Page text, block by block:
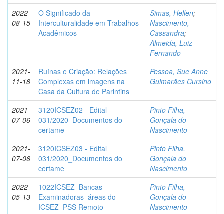
2022-
08-15
O Significado da
Interculturalidade em Trabalhos
Acadêmicos
Simas, Hellen;
Nascimento,
Cassandra;
Almeida, Luiz
Fernando
2021-
11-18
Ruínas e Criação: Relações
Complexas em imagens na
Casa da Cultura de Parintins
Pessoa, Sue Anne
Guimarães Cursino
2021-
07-06
3120ICSEZ02 - Edital
031/2020_Documentos do
certame
Pinto Filha,
Gonçala do
Nascimento
2021-
07-06
3120ICSEZ03 - Edital
031/2020_Documentos do
certame
Pinto Filha,
Gonçala do
Nascimento
2022-
05-13
1022ICSEZ_Bancas
Examinadoras_áreas do
ICSEZ_PSS Remoto
Pinto Filha,
Gonçala do
Nascimento